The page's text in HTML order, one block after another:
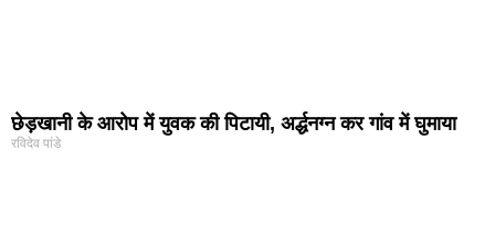
छेड़खानी के आरोप में युवक की पिटायी, अर्द्धनग्न कर गांव में घुमाया
रविदेव पांडे